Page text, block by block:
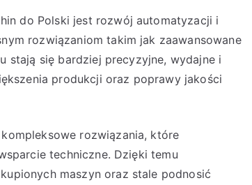
do Polski jest rozwój automatyzacji i
rozwiązaniom takim jak zaawansowane
stają się bardziej precyzyjne, wydajne i
produkcji oraz poprawy jakości
rozwiązania, które
techniczne. Dzięki temu
maszyn oraz stale podnosić